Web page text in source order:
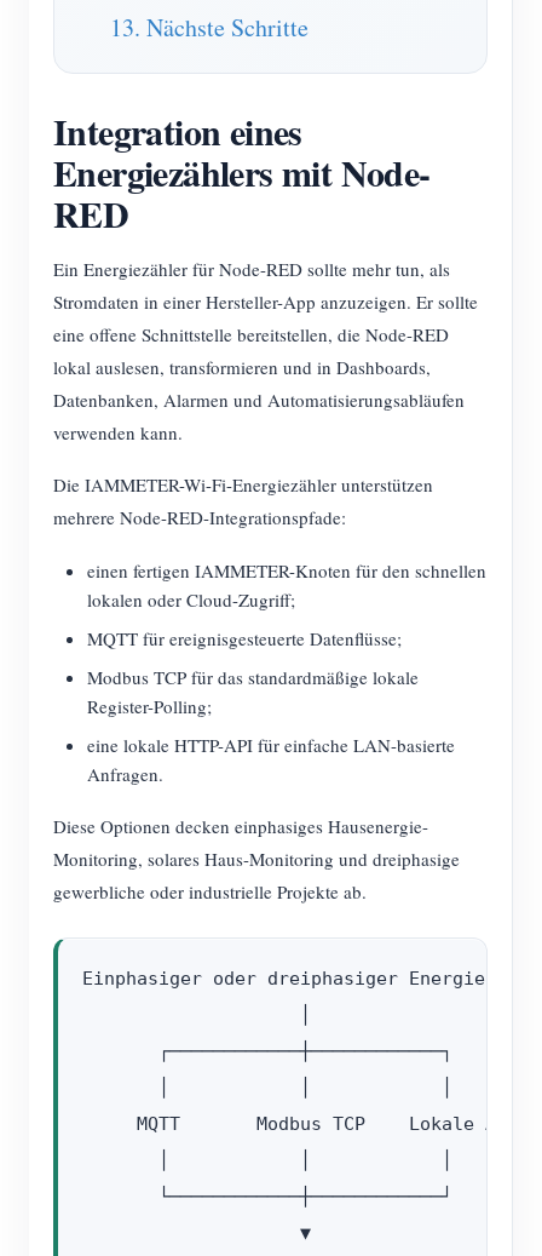
13. Nächste Schritte
Integration eines
Energiezählers mit Node-
RED
Ein Energiezähler für Node-RED sollte mehr tun, als
Stromdaten in einer Hersteller-App anzuzeigen. Er sollte
eine offene Schnittstelle bereitstellen, die Node-RED
lokal auslesen, transformieren und in Dashboards,
Datenbanken, Alarmen und Automatisierungsabläufen
verwenden kann.
Die IAMMETER-Wi-Fi-Energiezähler unterstützen
mehrere Node-RED-Integrationspfade:
einen fertigen IAMMETER-Knoten für den schnellen
lokalen oder Cloud-Zugriff;
MQTT für ereignisgesteuerte Datenflüsse;
Modbus TCP für das standardmäßige lokale
Register-Polling;
eine lokale HTTP-API für einfache LAN-basierte
Anfragen.
Diese Optionen decken einphasiges Hausenergie-
Monitoring, solares Haus-Monitoring und dreiphasige
gewerbliche oder industrielle Projekte ab.
Einphasiger oder dreiphasiger
       ┌────────────┼────────────┐
     MQTT       Modbus TCP    Lokale API
       └────────────┼────────────┘
                    ▼